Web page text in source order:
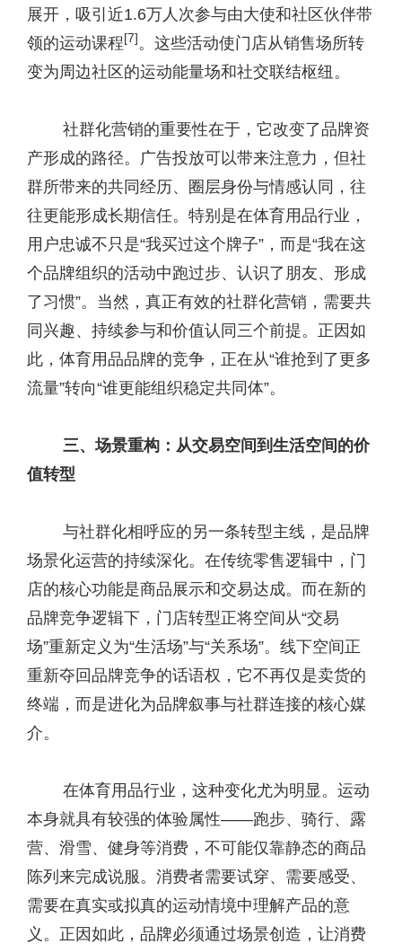
展开，吸引近1.6万人次参与由大使和社区伙伴带
领的运动课程 [7] 。这些活动使门店从销售场所转
变为周边社区的运动能量场和社交联结枢纽。
社群化营销的重要性在于，它改变了品牌资
产形成的路径。广告投放可以带来注意力，但社
群所带来的共同经历、圈层身份与情感认同，往
往更能形成长期信任。特别是在体育用品行业，
用户忠诚不只是“我买过这个牌子”，而是“我在这
个品牌组织的活动中跑过步、认识了朋友、形成
了习惯”。当然，真正有效的社群化营销，需要共
同兴趣、持续参与和价值认同三个前提。正因如
此，体育用品品牌的竞争，正在从“谁抢到了更多
流量”转向“谁更能组织稳定共同体”。
三、场景重构 ：从交易空间到生活空间的价
值转型
与社群化相呼应的另一条转型主线，是品牌
场景化运营的持续深化。在传统零售逻辑中，门
店的核心功能是商品展示和交易达成。而在新的
品牌竞争逻辑下，门店转型正将空间从“交易
场”重新定义为“生活场”与“关系场”。线下空间正
重新夺回品牌竞争的话语权，它不再仅是卖货的
终端，而是进化为品牌叙事与社群连接的核心媒
介。
在体育用品行业，这种变化尤为明显。运动
本身就具有较强的体验属性——跑步、骑行、露
营、滑雪、健身等消费，不可能仅靠静态的商品
陈列来完成说服。消费者需要试穿、需要感受、
需要在真实或拟真的运动情境中理解产品的意
义。正因如此，品牌必须通过场景创造，让消费